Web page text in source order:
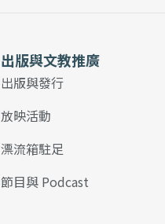
出版與文教推廣
出版與發行
放映活動
漂流箱駐足
節目與 Podcast